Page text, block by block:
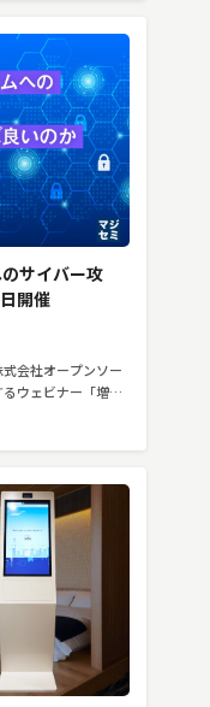
サイバー攻
開催
会社オープンソー
ウェビナー「増え